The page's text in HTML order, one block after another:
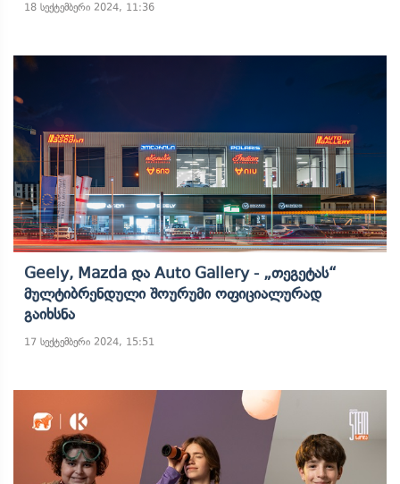
18 სექტემბერი 2024, 11:36
Geely, Mazda Და Auto Gallery - „თეგეტას“
Მულტიბრენდული Შოურუმი Ოფიციალურად
Გაიხსნა
17 სექტემბერი 2024, 15:51